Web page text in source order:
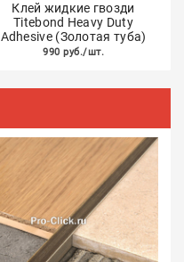
Клей жидкие гвозди
Titebond Heavy Duty
Adhesive (Золотая туба)
990 руб./шт.